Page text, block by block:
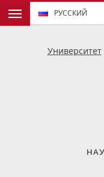
РУССКИЙ
Университет